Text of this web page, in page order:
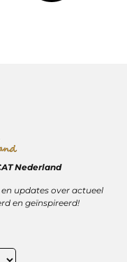
Nederland
updates over actueel
en geïnspireerd!